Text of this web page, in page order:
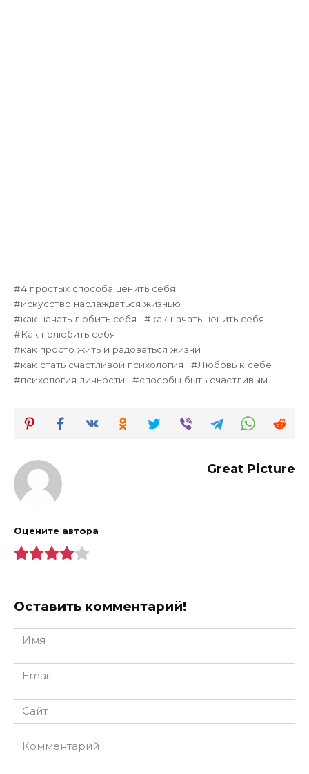
4 простых способа ценить себя
искусство наслаждаться жизнью
как начать любить себя
как начать ценить себя
Как полюбить себя
как просто жить и радоваться жизни
как стать счастливой психология
Любовь к себе
психология личности
способы быть счастливым
Great Picture
Оцените автора
Оставить комментарий!
Имя
*
Email
*
Сайт
Комментарий